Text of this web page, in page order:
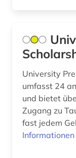
thailand (1)
University
umfasst 24
und bietet
Zugang zu
fast jedem
Informationen